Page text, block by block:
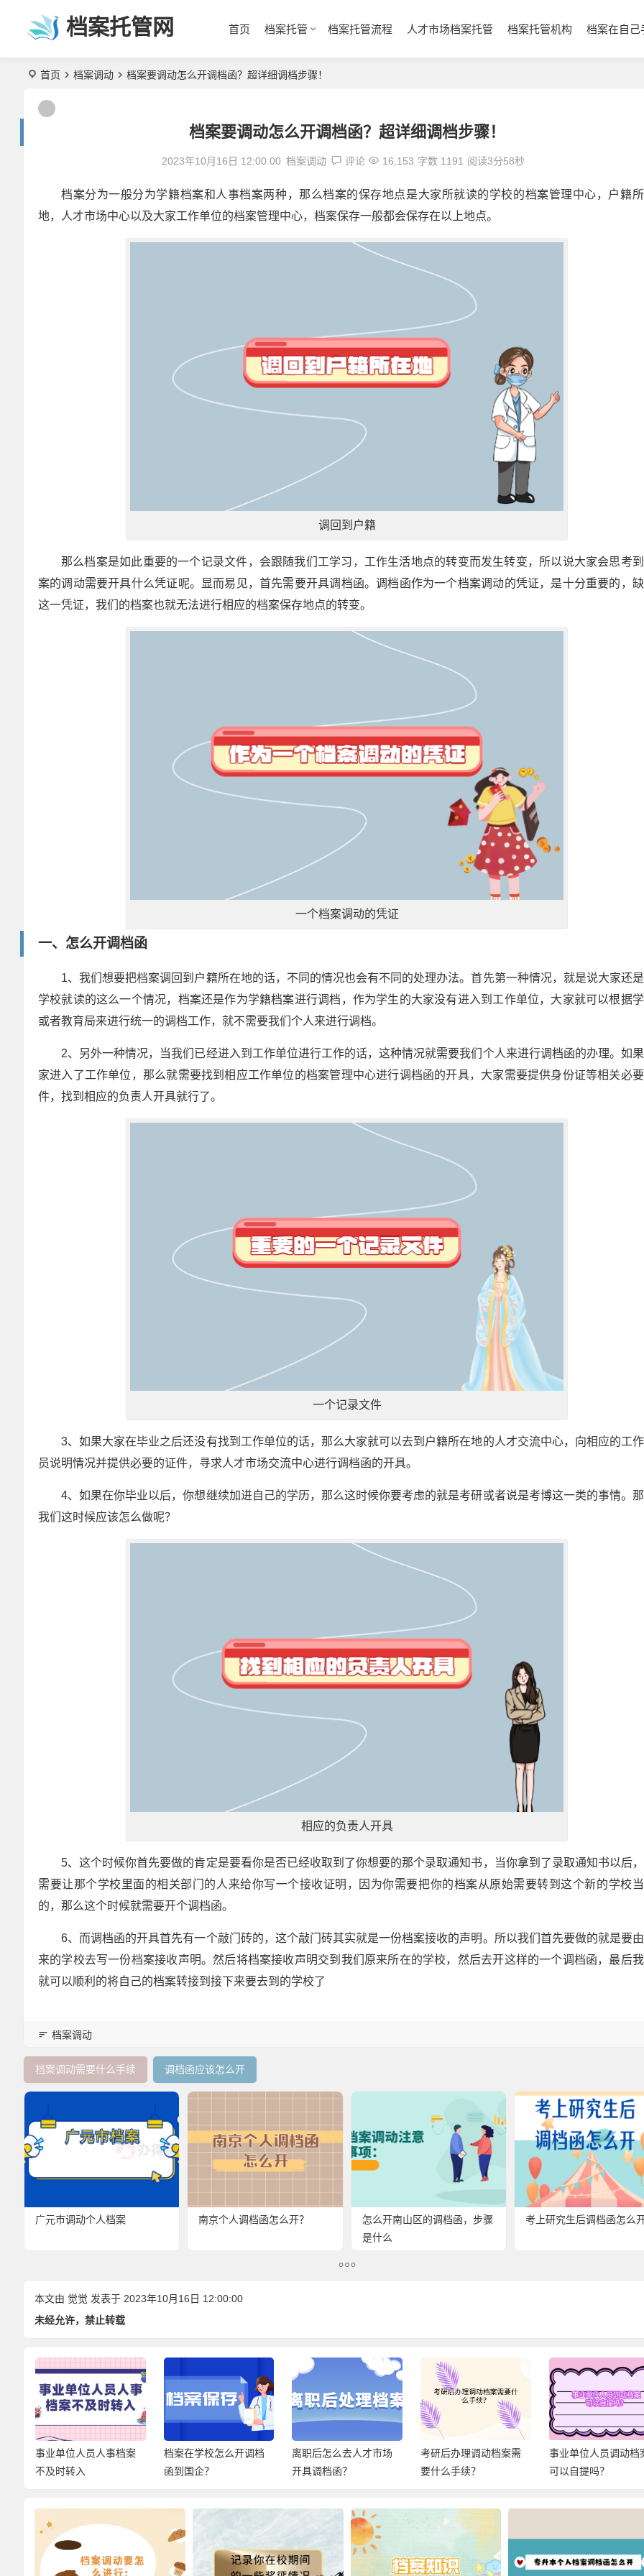
档案托管网 首页 档案托管 档案托管流程 人才市场档案托管 档案托管机构 档案在自己
首页 档案调动 档案要调动怎么开调档函？超详细调档步骤！
档案要调动怎么开调档函？超详细调档步骤！
2023年10月16日 12:00:00 档案调动 评论 16,153 字数 1191 阅读3分58秒
档案分为一般分为学籍档案和人事档案两种，那么档案的保存地点是大家所就读的学校的档案管理中心，户籍
地，人才市场中心以及大家工作单位的档案管理中心，档案保存一般都会保存在以上地点。
调回到户籍
那么档案是如此重要的一个记录文件，会跟随我们工学习，工作生活地点的转变而发生转变，所以说大家会思考
案的调动需要开具什么凭证呢。显而易见，首先需要开具调档函。调档函作为一个档案调动的凭证，是十分重要的，
这一凭证，我们的档案也就无法进行相应的档案保存地点的转变。
一个档案调动的凭证
一、怎么开调档函
1、我们想要把档案调回到户籍所在地的话，不同的情况也会有不同的处理办法。首先第一种情况，就是说大家还
学校就读的这么一个情况，档案还是作为学籍档案进行调档，作为学生的大家没有进入到工作单位，大家就可以根据
或者教育局来进行统一的调档工作，就不需要我们个人来进行调档。
2、另外一种情况，当我们已经进入到工作单位进行工作的话，这种情况就需要我们个人来进行调档函的办理。如
家进入了工作单位，那么就需要找到相应工作单位的档案管理中心进行调档函的开具，大家需要提供身份证等相关必
件，找到相应的负责人开具就行了。
一个记录文件
3、如果大家在毕业之后还没有找到工作单位的话，那么大家就可以去到户籍所在地的人才交流中心，向相应的工
员说明情况并提供必要的证件，寻求人才市场交流中心进行调档函的开具。
4、如果在你毕业以后，你想继续加进自己的学历，那么这时候你要考虑的就是考研或者说是考博这一类的事情。
我们这时候应该怎么做呢？
相应的负责人开具
5、这个时候你首先要做的肯定是要看你是否已经收取到了你想要的那个录取通知书，当你拿到了录取通知书以后
需要让那个学校里面的相关部门的人来给你写一个接收证明，因为你需要把你的档案从原始需要转到这个新的学校
的，那么这个时候就需要开个调档函。
6、而调档函的开具首先有一个敲门砖的，这个敲门砖其实就是一份档案接收的声明。所以我们首先要做的就是要
来的学校去写一份档案接收声明。然后将档案接收声明交到我们原来所在的学校，然后去开这样的一个调档函，最后
就可以顺利的将自己的档案转接到接下来要去到的学校了
档案调动
档案调动需要什么手续 调档函应该怎么开
广元市调动个人档案 南京个人调档函怎么开？
怎么开南山区的调档函，步骤
是什么
考上研究生后调档函怎么
本文由 觉觉 发表于 2023年10月16日 12:00:00
未经允许，禁止转载
事业单位人员人事档案
不及时转入
档案在学校怎么开调档
函到国企？
离职后怎么去人才市场
开具调档函？
考研后办理调动档案需
要什么手续？
事业单位人员调动档
可以自提吗？